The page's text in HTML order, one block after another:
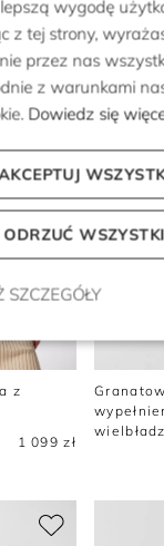
z
1 099 zł
wygodę
z tej strony,
przez nas
z warunkami
Dowiedz się
ODRZUĆ
SZCZEGÓŁY